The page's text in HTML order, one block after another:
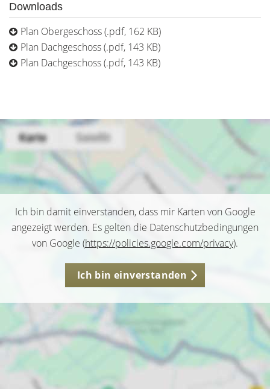
Downloads
Plan Obergeschoss (.pdf, 162 KB)
Plan Dachgeschoss (.pdf, 143 KB)
Plan Dachgeschoss (.pdf, 143 KB)
Ich bin damit einverstanden, dass mir Karten von Google
angezeigt werden. Es gelten die Datenschutzbedingungen
von Google (https://policies.google.com/privacy).
Ich bin einverstanden